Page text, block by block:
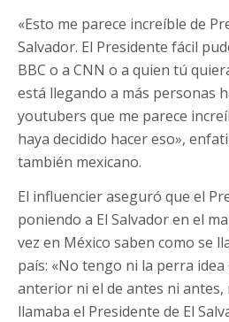
«Esto me parece increíble de
Salvador. El Presidente fácil
BBC o a CNN o a quien tú
está llegando a más personas
youtubers que me parece
haya decidido hacer eso»,
también mexicano.
El influencier aseguró que el
poniendo a El Salvador en el
vez en México saben como se
país: «No tengo ni la perra idea
anterior ni el de antes ni antes,
llamaba el Presidente de El